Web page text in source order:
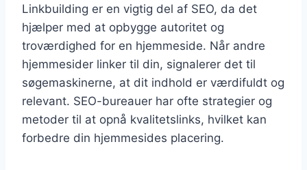
Linkbuilding er en vigtig del af SEO, da det
hjælper med at opbygge autoritet og
troværdighed for en hjemmeside. Når andre
hjemmesider linker til din, signalerer det til
søgemaskinerne, at dit indhold er værdifuldt og
relevant. SEO-bureauer har ofte strategier og
metoder til at opnå kvalitetslinks, hvilket kan
forbedre din hjemmesides placering.